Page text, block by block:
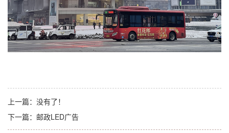
上一篇： 没有了！
下一篇： 邮政LED广告